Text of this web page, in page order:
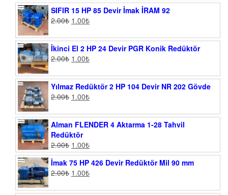
SIFIR 15 HP 85 Devir İmak İRAM 92
2.00₺ 1.00₺
İkinci El 2 HP 24 Devir PGR Konik Redüktör
2.00₺ 1.00₺
Yılmaz Redüktör 2 HP 104 Devir NR 202 Gövde
2.00₺ 1.00₺
Alman FLENDER 4 Aktarma 1-28 Tahvil
Redüktör
2.00₺ 1.00₺
İmak 75 HP 426 Devir Redüktör Mil 90 mm
2.00₺ 1.00₺